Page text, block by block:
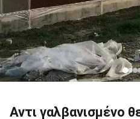
Αντι γαλβανισμένο